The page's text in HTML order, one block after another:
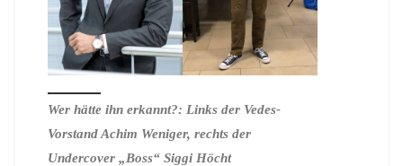
Wer hätte ihn erkannt?: Links der Vedes-
Vorstand Achim Weniger, rechts der
Undercover „Boss“ Siggi Höcht